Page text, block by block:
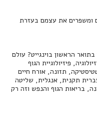
ומשפרים את עצמם בעזרת
הראשון בוינגייט? עולם
פיזיולוגיית הגוף
תזונה, אורח חיים
תקנית, אנגלית, שליטה
בריאות הגוף והנפש וזה רק